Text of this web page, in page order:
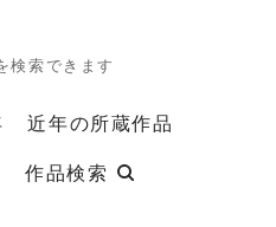
検索できます
近年の所蔵作品
作品検索